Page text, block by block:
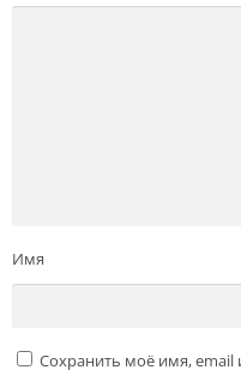
Имя
Сохранить моё имя, email